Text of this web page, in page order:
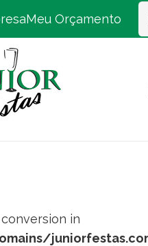
Meu Orçamento
in